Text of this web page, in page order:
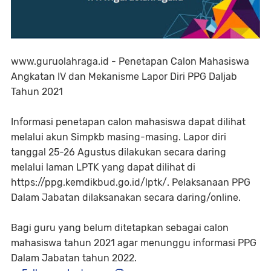
www.guruolahraga.id - Penetapan Calon Mahasiswa
Angkatan IV dan Mekanisme Lapor Diri PPG Daljab
Tahun 2021
Informasi penetapan calon mahasiswa dapat dilihat
melalui akun Simpkb masing-masing. Lapor diri
tanggal 25-26 Agustus dilakukan secara daring
melalui laman LPTK yang dapat dilihat di
https://ppg.kemdikbud.go.id/lptk/. Pelaksanaan PPG
Dalam Jabatan dilaksanakan secara daring/online.
Bagi guru yang belum ditetapkan sebagai calon
mahasiswa tahun 2021 agar menunggu informasi PPG
Dalam Jabatan tahun 2022.